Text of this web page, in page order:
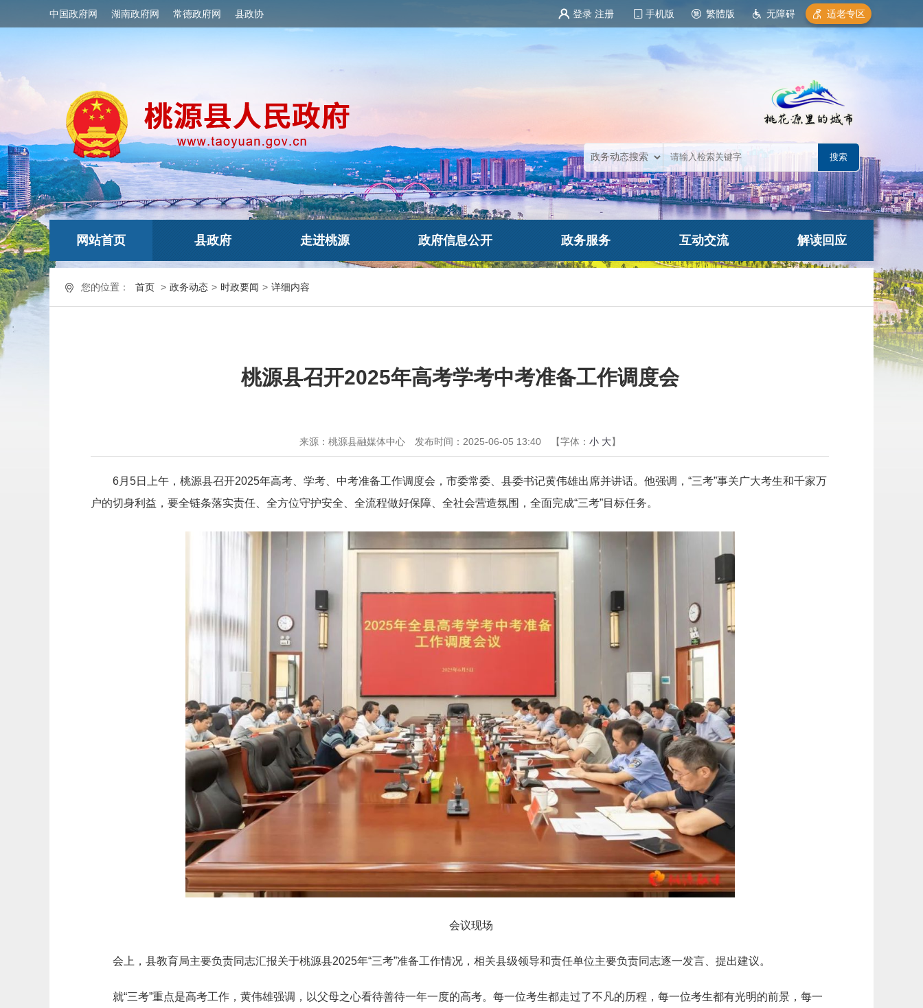
中国政府网 湖南政府网 常德政府网 县政协 登录 注册 手机版 繁體版 无障碍 适老专区
网站首页 县政府 走进桃源 政府信息公开 政务服务 互动交流 解读回应
您的位置： 首页 > 政务动态 > 时政要闻 > 详细内容
桃源县召开2025年高考学考中考准备工作调度会
来源：桃源县融媒体中心 发布时间：2025-06-05 13:40 【字体： 小 大】
6月5日上午，桃源县召开2025年高考、学考、中考准备工作调度会，市委常委、县委书记黄伟雄出席并讲话。他强调，“三考”事关广大考生和千家万
户的切身利益，要全链条落实责任、全方位守护安全、全流程做好保障、全社会营造氛围，全面完成“三考”目标任务。
会议现场
会上，县教育局主要负责同志汇报关于桃源县2025年“三考”准备工作情况，相关县级领导和责任单位主要负责同志逐一发言、提出建议。
就“三考”重点是高考工作，黄伟雄强调，以父母之心看待善待一年一度的高考。每一位考生都走过了不凡的历程，每一位考生都有光明的前景，每一